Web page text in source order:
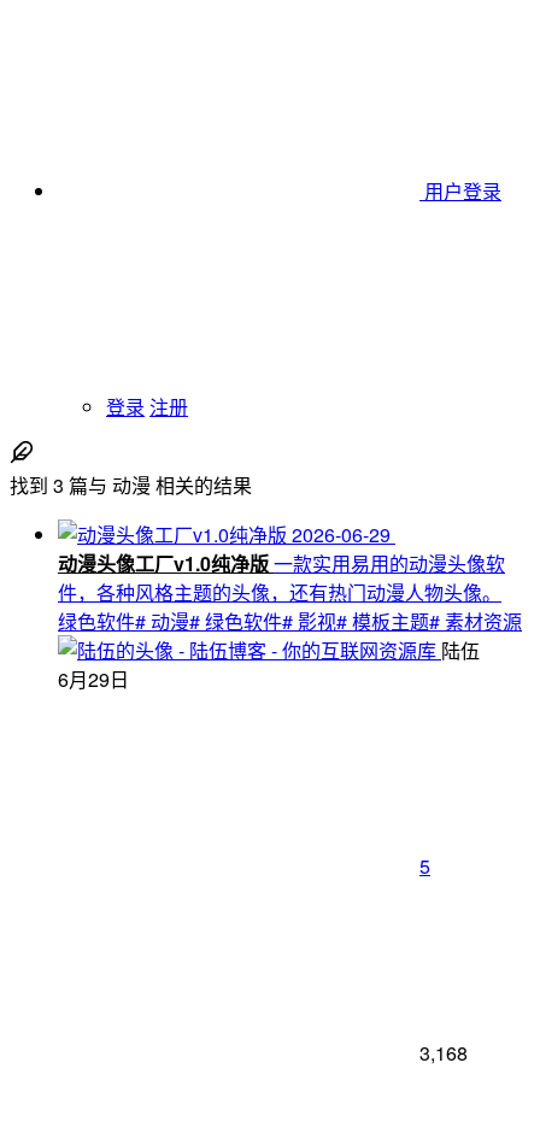
用户登录
登录 注册
找到 3 篇与 动漫 相关的结果
2026-06-29
动漫头像工厂v1.0纯净版一款实用易用的动漫头像软
件，各种风格主题的头像，还有热门动漫人物头像。
绿色软件# 动漫# 绿色软件# 影视# 模板主题# 素材资源
陆伍
6月29日
5
3,168